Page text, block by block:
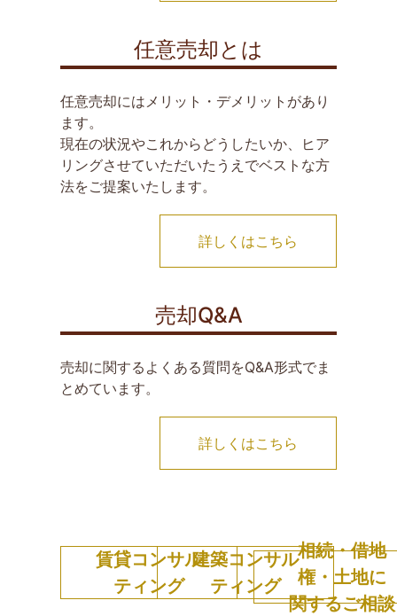
任意売却とは
任意売却にはメリット・デメリットがあり
ます。
現在の状況やこれからどうしたいか、ヒア
リングさせていただいたうえでベストな方
法をご提案いたします。
詳しくはこちら
売却Q&A
売却に関するよくある質問をQ&A形式でま
とめています。
詳しくはこちら
賃貸コンサル
ティング
建築コンサル
ティング
相続・借地
権・土地に
関するご相談